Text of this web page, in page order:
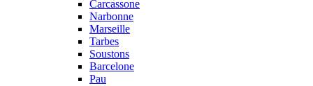
Carcassone
Narbonne
Marseille
Tarbes
Soustons
Barcelone
Pau